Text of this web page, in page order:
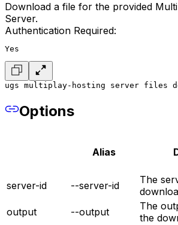
Download a file for the provided
Server.
Authentication Required:
Yes
ugs multiplay-hosting server files
Options
Alias
server-id --server-id
The
output
--output
The
the